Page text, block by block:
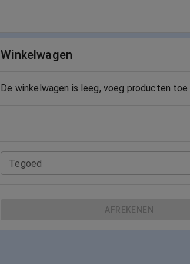
Winkelwagen
De winkelwagen is leeg, voeg producten toe.
Tegoed
AFREKENEN